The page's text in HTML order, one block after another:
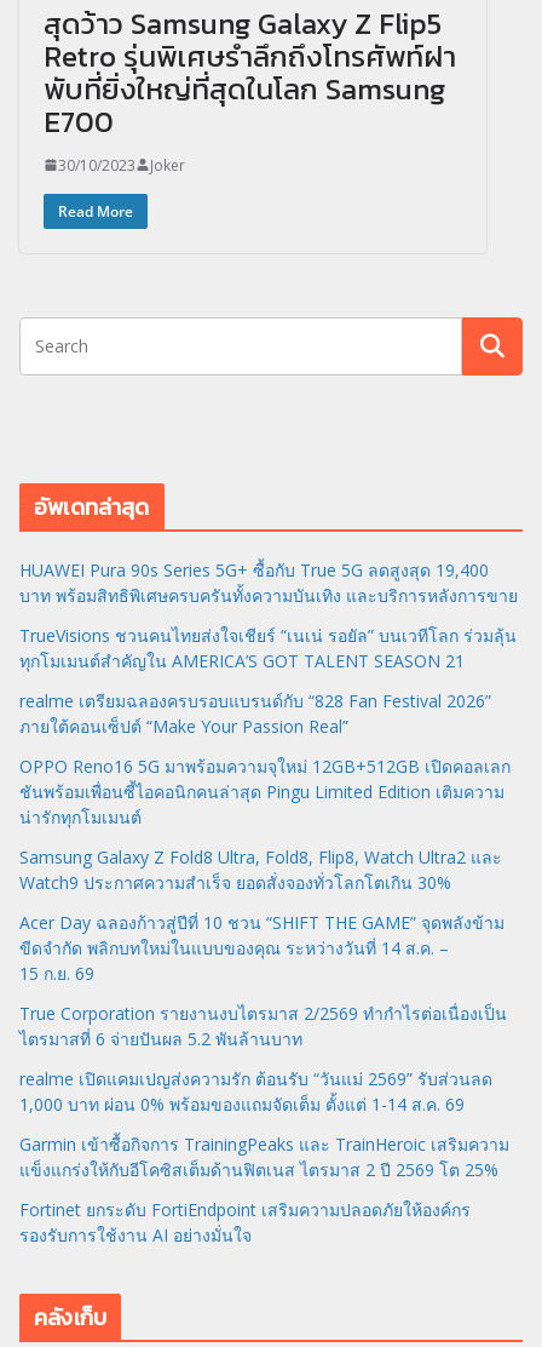
สุดว้าว Samsung Galaxy Z Flip5
Retro รุ่นพิเศษรำลึกถึงโทรศัพท์ฝา
พับที่ยิ่งใหญ่ที่สุดในโลก Samsung
E700
30/10/2023 Joker
Read More
อัพเดทล่าสุด
HUAWEI Pura 90s Series 5G+ ซื้อกับ True 5G ลดสูงสุด 19,400
บาท พร้อมสิทธิพิเศษครบครันทั้งความบันเทิง และบริการหลังการขาย
TrueVisions ชวนคนไทยส่งใจเชียร์ “เนเน่ รอยัล” บนเวทีโลก ร่วมลุ้น
ทุกโมเมนต์สำคัญใน AMERICA’S GOT TALENT SEASON 21
realme เตรียมฉลองครบรอบแบรนด์กับ “828 Fan Festival 2026”
ภายใต้คอนเซ็ปต์ “Make Your Passion Real”
OPPO Reno16 5G มาพร้อมความจุใหม่ 12GB+512GB เปิดคอลเลก
ชันพร้อมเพื่อนซี้ไอคอนิกคนล่าสุด Pingu Limited Edition เติมความ
น่ารักทุกโมเมนต์
Samsung Galaxy Z Fold8 Ultra, Fold8, Flip8, Watch Ultra2 และ
Watch9 ประกาศความสำเร็จ ยอดสั่งจองทั่วโลกโตเกิน 30%
Acer Day ฉลองก้าวสู่ปีที่ 10 ชวน “SHIFT THE GAME” จุดพลังข้าม
ขีดจำกัด พลิกบทใหม่ในแบบของคุณ ระหว่างวันที่ 14 ส.ค. –
15 ก.ย. 69
True Corporation รายงานงบไตรมาส 2/2569 ทำกำไรต่อเนื่องเป็น
ไตรมาสที่ 6 จ่ายปันผล 5.2 พันล้านบาท
realme เปิดแคมเปญส่งความรัก ต้อนรับ “วันแม่ 2569” รับส่วนลด
1,000 บาท ผ่อน 0% พร้อมของแถมจัดเต็ม ตั้งแต่ 1-14 ส.ค. 69
Garmin เข้าซื้อกิจการ TrainingPeaks และ TrainHeroic เสริมความ
แข็งแกร่งให้กับอีโคซิสเต็มด้านฟิตเนส ไตรมาส 2 ปี 2569 โต 25%
Fortinet ยกระดับ FortiEndpoint เสริมความปลอดภัยให้องค์กร
รองรับการใช้งาน AI อย่างมั่นใจ
คลังเก็บ